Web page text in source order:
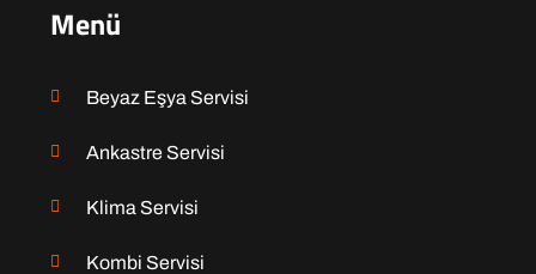
Menü
Beyaz Eşya Servisi
Ankastre Servisi
Klima Servisi
Kombi Servisi